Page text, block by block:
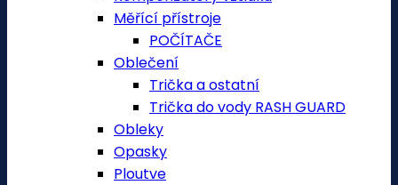
Měřící přístroje
POČÍTAČE
Oblečení
Trička a ostatní
Trička do vody RASH GUARD
Obleky
Opasky
Ploutve